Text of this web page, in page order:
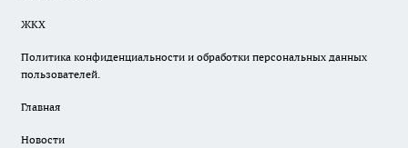
ЖКХ
Политика конфиденциальности и обработки персональных данных
пользователей.
Главная
Новости